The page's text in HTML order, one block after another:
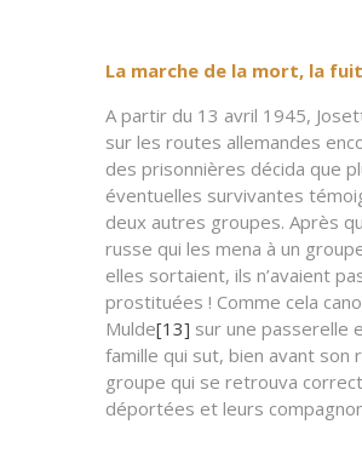
La marche de la mort, la
A partir du 13 avril 1945,
sur les routes allemandes
des prisonnières décida que
éventuelles survivantes
deux autres groupes. Après
russe qui les mena à un
elles sortaient, ils n’avaient
prostituées ! Comme cela
Mulde[13] sur une passerelle
famille qui sut, bien avant son
groupe qui se retrouva
déportées et leurs